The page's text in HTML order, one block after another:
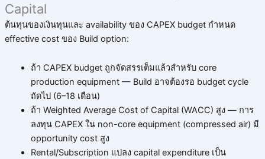
Capital
ต้นทุนของเงินทุนและ availability ของ CAPEX budget กำหนด
effective cost ของ Build option:
ถ้า CAPEX budget ถูกจัดสรรเต็มแล้วสำหรับ core
production equipment — Build อาจต้องรอ budget cycle
ถัดไป (6–18 เดือน)
ถ้า Weighted Average Cost of Capital (WACC) สูง — การ
ลงทุน CAPEX ใน non-core equipment (compressed air) มี
opportunity cost สูง
Rental/Subscription แปลง capital expenditure เป็น